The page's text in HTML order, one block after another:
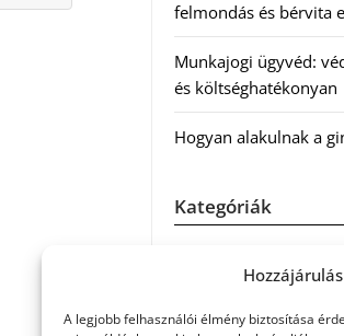
A legjobb felhasználói élmény biztosítása
felmondás és bérvita
Munkajogi ügyvéd:
és költséghatékonyan
Hogyan alakulnak a
Kategóriák
Hírek